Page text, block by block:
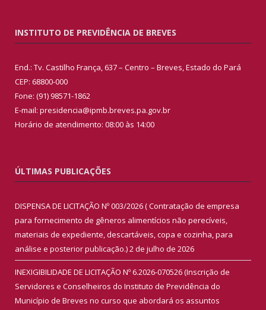
INSTITUTO DE PREVIDÊNCIA DE BREVES
End.: Tv. Castilho França, 637 – Centro – Breves, Estado do Pará
CEP: 68800-000
Fone: (91) 98571-1862
E-mail: presidencia@ipmb.breves.pa.gov.br
Horário de atendimento: 08:00 às 14:00
ÚLTIMAS PUBLICAÇÕES
DISPENSA DE LICITAÇÃO Nº 003/2026 ( Contratação de empresa
para fornecimento de gêneros alimentícios não perecíveis,
materiais de expediente, descartáveis, copa e cozinha, para
análise e posterior publicação.)2 de julho de 2026
INEXIGIBILIDADE DE LICITAÇÃO Nº 6.2026-070526 (Inscrição de
Servidores e Conselheiros do Instituto de Previdência do
Município de Breves no curso que abordará os assuntos